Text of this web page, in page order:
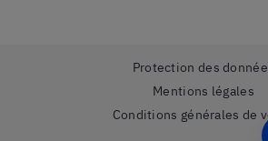
Protection des
Mentions légales
Conditions générales de